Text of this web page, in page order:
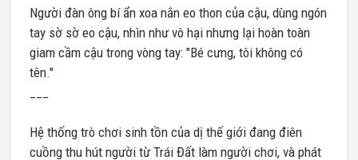
Người đàn ông bí ẩn xoa nắn eo thon của cậu, dùng ngón
tay sờ sờ eo cậu, nhìn như vô hại nhưng lại hoàn toàn
giam cầm cậu trong vòng tay: "Bé cưng, tôi không có
tên."
Hệ thống trò chơi sinh tồn của dị thế giới đang điên
cuồng thu hút người từ Trái Đất làm người chơi, và phát